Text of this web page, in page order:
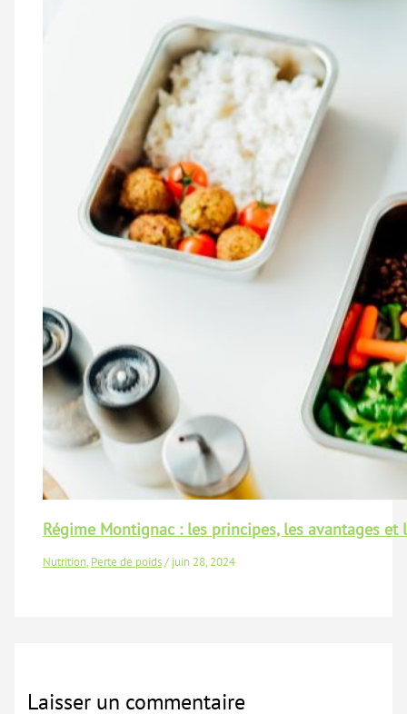
Régime Montignac : les principes, les avantages
Nutrition, Perte de poids/ juin 28, 2024
Laisser un commentaire